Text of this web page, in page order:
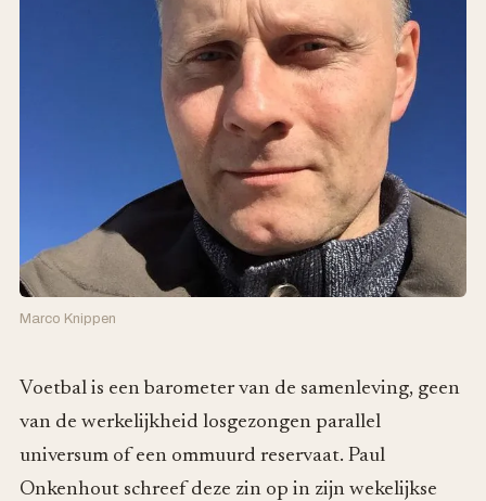
Marco Knippen
Voetbal is een barometer van de samenleving, geen
van de werkelijkheid losgezongen parallel
universum of een ommuurd reservaat. Paul
Onkenhout schreef deze zin op in zijn wekelijkse